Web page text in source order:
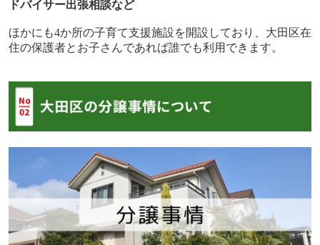
ドバイサー出張相談など
ほかにも4か所の子育て支援施設を開設しており、大田区在
住の保護者とお子さんであれば誰でも利用できます。